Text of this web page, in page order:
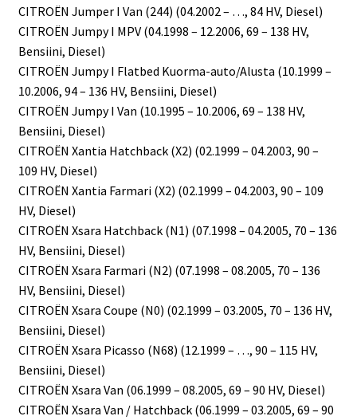
CITROËN Jumper I Van (244) (04.2002 – …, 84 HV, Diesel)
CITROËN Jumpy I MPV (04.1998 – 12.2006, 69 – 138 HV,
Bensiini, Diesel)
CITROËN Jumpy I Flatbed Kuorma-auto/Alusta (10.1999 –
10.2006, 94 – 136 HV, Bensiini, Diesel)
CITROËN Jumpy I Van (10.1995 – 10.2006, 69 – 138 HV,
Bensiini, Diesel)
CITROËN Xantia Hatchback (X2) (02.1999 – 04.2003, 90 –
109 HV, Diesel)
CITROËN Xantia Farmari (X2) (02.1999 – 04.2003, 90 – 109
HV, Diesel)
CITROËN Xsara Hatchback (N1) (07.1998 – 04.2005, 70 – 136
HV, Bensiini, Diesel)
CITROËN Xsara Farmari (N2) (07.1998 – 08.2005, 70 – 136
HV, Bensiini, Diesel)
CITROËN Xsara Coupe (N0) (02.1999 – 03.2005, 70 – 136 HV,
Bensiini, Diesel)
CITROËN Xsara Picasso (N68) (12.1999 – …, 90 – 115 HV,
Bensiini, Diesel)
CITROËN Xsara Van (06.1999 – 08.2005, 69 – 90 HV, Diesel)
CITROËN Xsara Van / Hatchback (06.1999 – 03.2005, 69 – 90